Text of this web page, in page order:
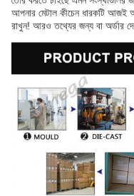
আপনার মেটাল কীচেন ধারকটি আজই
রাখুন! আরও তথ্যের জন্য বা অর্ডার